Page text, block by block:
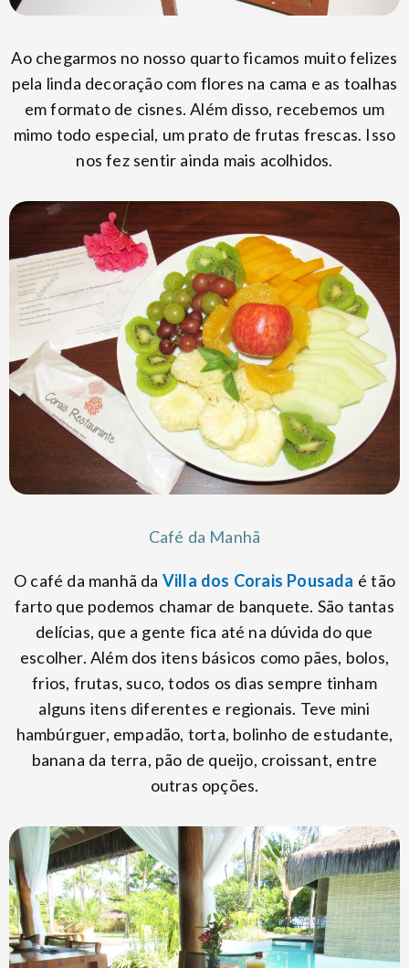
Ao chegarmos no nosso quarto ficamos muito felizes
pela linda decoração com flores na cama e as toalhas
em formato de cisnes. Além disso, recebemos um
mimo todo especial, um prato de frutas frescas. Isso
nos fez sentir ainda mais acolhidos.
Café da Manhã
O café da manhã da Villa dos Corais Pousada é tão
farto que podemos chamar de banquete. São tantas
delícias, que a gente fica até na dúvida do que
escolher. Além dos itens básicos como pães, bolos,
frios, frutas, suco, todos os dias sempre tinham
alguns itens diferentes e regionais. Teve mini
hambúrguer, empadão, torta, bolinho de estudante,
banana da terra, pão de queijo, croissant, entre
outras opções.